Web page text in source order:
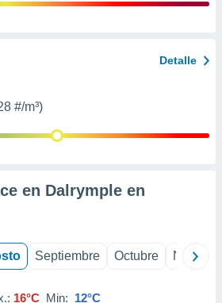
Detalle
#/m³)
en Dalrymple en
Septiembre Octubre
16°C Min: 12°C